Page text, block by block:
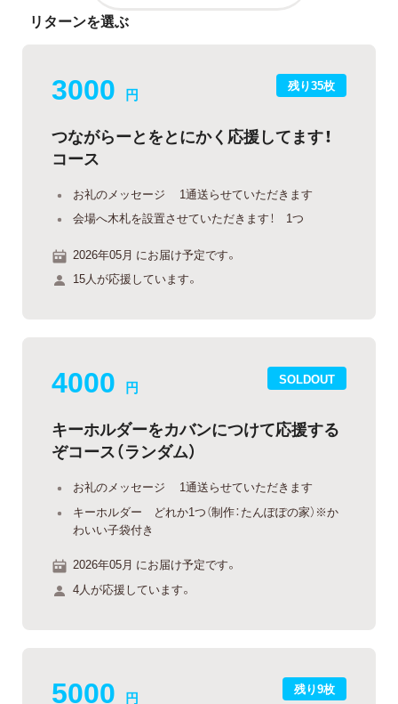
リターンを選ぶ
残り35枚
3000 円
つながらーとをとにかく応援してます！
コース
お礼のメッセージ 1通送らせていただきます
会場へ木札を設置させていただきます！ 1つ
2026年05月 にお届け予定です。
15人が応援しています。
SOLDOUT
4000 円
キーホルダーをカバンにつけて応援する
ぞコース（ランダム）
お礼のメッセージ 1通送らせていただきます
キーホルダー どれか1つ（制作：たんぽぽの家）※か
わいい子袋付き
2026年05月 にお届け予定です。
4人が応援しています。
残り9枚
5000 円